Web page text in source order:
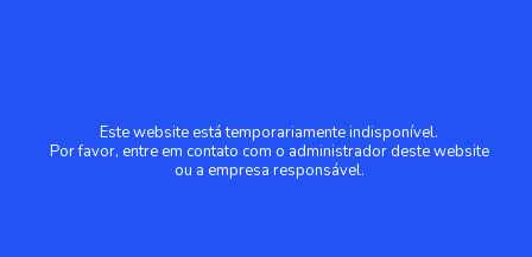
Este website está temporariamente indisponível.
Por favor, entre em contato com o administrador deste website
ou a empresa responsável.